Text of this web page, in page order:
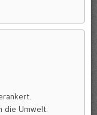
die Umwelt.